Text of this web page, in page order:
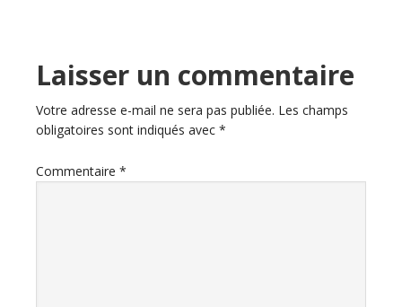
Laisser un commentaire
Votre adresse e-mail ne sera pas publiée. Les champs
obligatoires sont indiqués avec *
Commentaire *